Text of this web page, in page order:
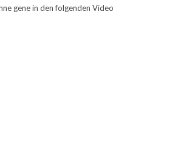
gene in den folgenden Video